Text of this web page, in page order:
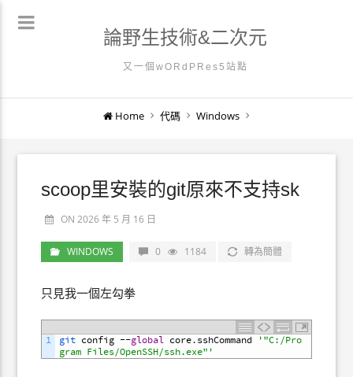
論野生技術&二次元
又一個wORdPRes5站點
Home 代碼 Windows
scoop里安裝的git原來不支持sk
ON 2026 年 5 月 16 日
WINDOWS 0 1184 轉為簡體
只見我一個左勾拳
1 git config --global core.sshCommand
'"C:/Pro
gram Files/OpenSSH/ssh.exe"'